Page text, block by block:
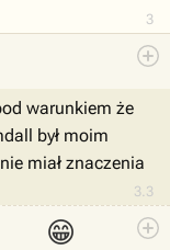
3
3.3
warunkiem że
był moim
miał znaczenia
😁